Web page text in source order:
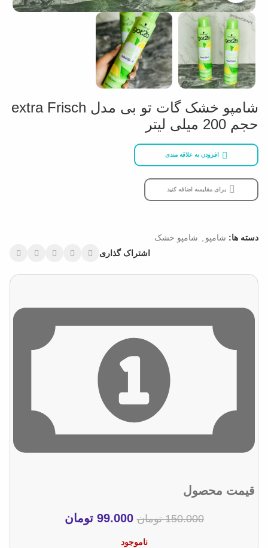
شامپو خشک گات تو بی مدل extra Frisch
حجم 200 میلی لیتر
افزودن به علاقه مندی
برای مقایسه اضافه کنید
دسته ها: شامپو , شامپو خشک
اشتراک گذاری
قیمت محصول
150.000 تومان 99.000 تومان
ناموجود